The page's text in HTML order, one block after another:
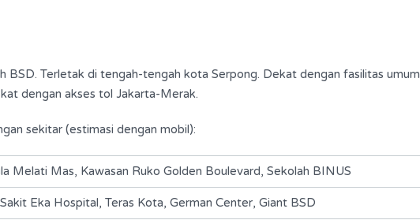
BSD. Terletak di tengah-tengah kota Serpong. Dekat dengan fasilitas umum
dengan akses tol Jakarta-Merak.
sekitar (estimasi dengan mobil):
Melati Mas, Kawasan Ruko Golden Boulevard, Sekolah BINUS
Eka Hospital, Teras Kota, German Center, Giant BSD